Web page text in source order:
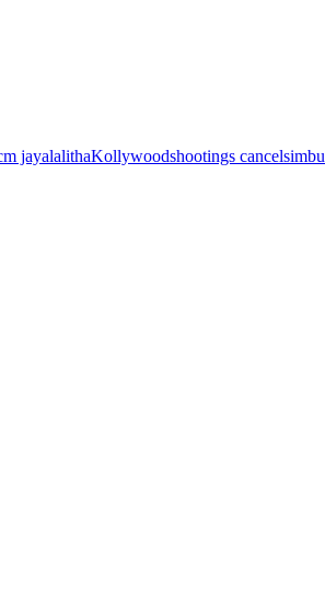
jayalalithaKollywoodshootings cancelsimbu